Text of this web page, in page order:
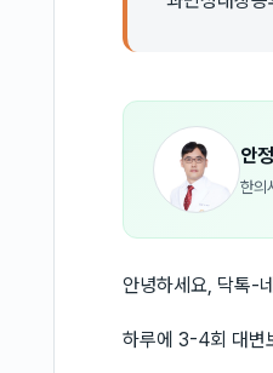
안
한의
안녕하세요, 닥톡-
하루에 3-4회 대변